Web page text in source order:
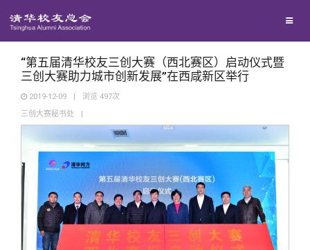
地区联络
年级联络
院系校友工作
专业委员会
兴趣群体
回馈母校
捐赠项目
捐赠新闻
捐赠纪事
捐赠方法
媒体平台
《清华校友通讯》
《水木清华》
我要订阅
百年清华
清华人物
清华故事
校友服务
终身学习
校友总会
“第五届清华校友三创大赛（西北赛区）启动仪式暨
三创大赛助力城市创新发展”在西咸新区举行
2019-12-09 | 浏览 497次
三创大赛秘书处
|